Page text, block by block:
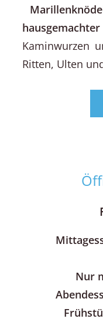
Kaminwurzen
Ritten, Ulten
Nur